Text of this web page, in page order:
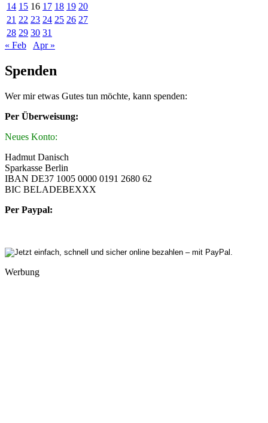
14 15 16 17 18 19 20
21 22 23 24 25 26 27
28 29 30 31
« Feb
Apr »
Spenden
Wer mir etwas Gutes tun möchte, kann spenden:
Per Überweisung:
Neues Konto:
Hadmut Danisch
Sparkasse Berlin
IBAN DE37 1005 0000 0191 2680 62
BIC BELADEBEXXX
Per Paypal:
Werbung